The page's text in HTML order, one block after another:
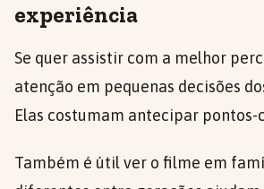
experiência
Se quer assistir com a melhor
atenção em pequenas decisões
Elas costumam antecipar pontos-
Também é útil ver o filme em